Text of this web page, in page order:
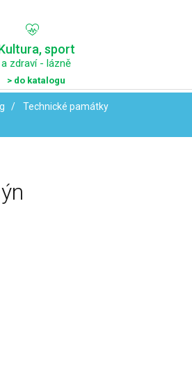
sport
a zdraví - lázně
> do katalogu
Technické památky